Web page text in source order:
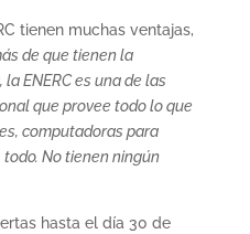
tienen muchas ventajas,
de que tienen la
ENERC es una de las
que provee todo lo que
computadoras para
No tienen ningún
hasta el día 30 de